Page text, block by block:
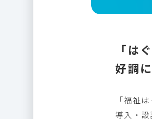
「は
好調
「福祉
導入・